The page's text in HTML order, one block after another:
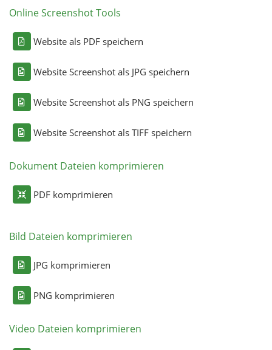
Online Screenshot Tools
Website als PDF speichern
Website Screenshot als JPG speichern
Website Screenshot als PNG speichern
Website Screenshot als TIFF speichern
Dokument Dateien komprimieren
PDF komprimieren
Bild Dateien komprimieren
JPG komprimieren
PNG komprimieren
Video Dateien komprimieren